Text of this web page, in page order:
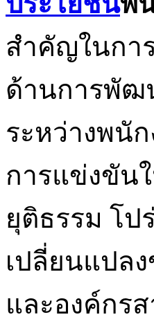
สำคัญในกา
ด้านการพัฒ
ระหว่างพนั
การแข่งขัน
ยุติธรรม โป
เปลี่ยนแปล
และองค์กร